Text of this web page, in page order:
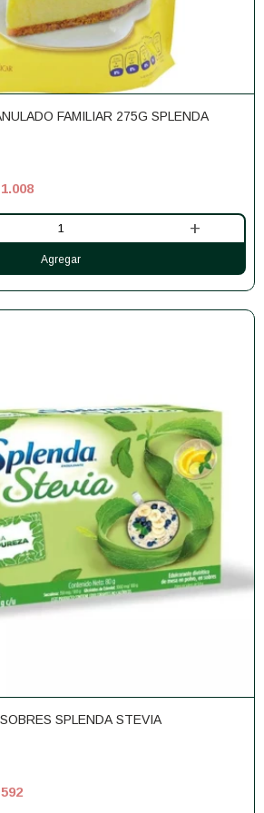
FAMILIAR 275G SPLENDA
1.008
+
SPLENDA STEVIA
592